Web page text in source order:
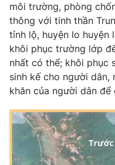
môi trường, phòng
thông với tinh thần
tỉnh lộ, huyện lo huyện
khôi phục trường lớp
nhất có thể; khôi phục
sinh kế cho người dân,
khăn của người dân để